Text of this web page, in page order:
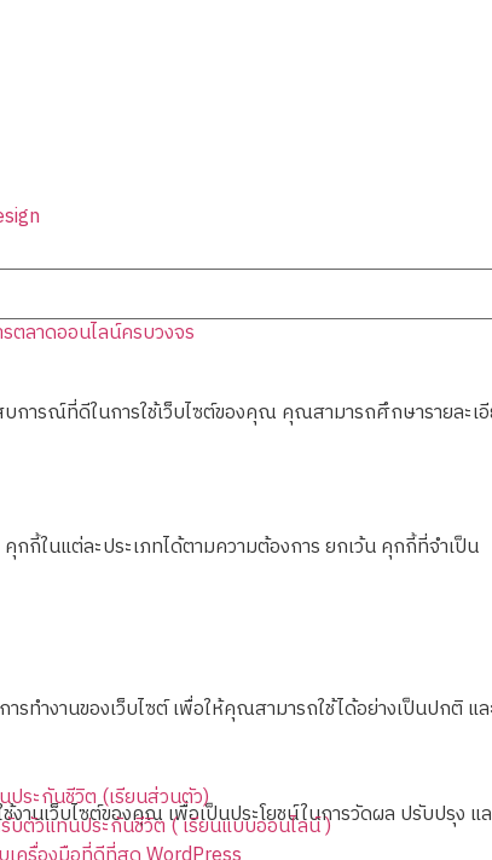
ตลาดออนไลน์ครบวงจร
ระกันชีวิต (เรียนส่วนตัว)
ตัวแทนประกันชีวิต ( เรียนแบบออนไลน์ )
การณ์ที่ดีในการใช้เว็บไซต์ของคุณ คุณสามารถศึกษารายละเ
กี้ในแต่ละประเภทได้ตามความต้องการ ยกเว้น คุกกี้ที่จำเป็น
รทำงานของเว็บไซต์ เพื่อให้คุณสามารถใช้ได้อย่างเป็นปกติ แ
งานเว็บไซต์ของคุณ เพื่อเป็นประโยชน์ในการวัดผล ปรับปรุง